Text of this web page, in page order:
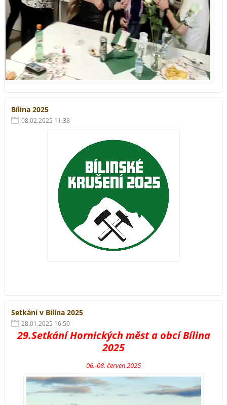
Bílina 2025
08.02.2025 11:38
Setkání v Bílina 2025
28.01.2025 16:50
29.Setkání Hornických měst a obcí Bílina
2025
06.-08. červen 2025